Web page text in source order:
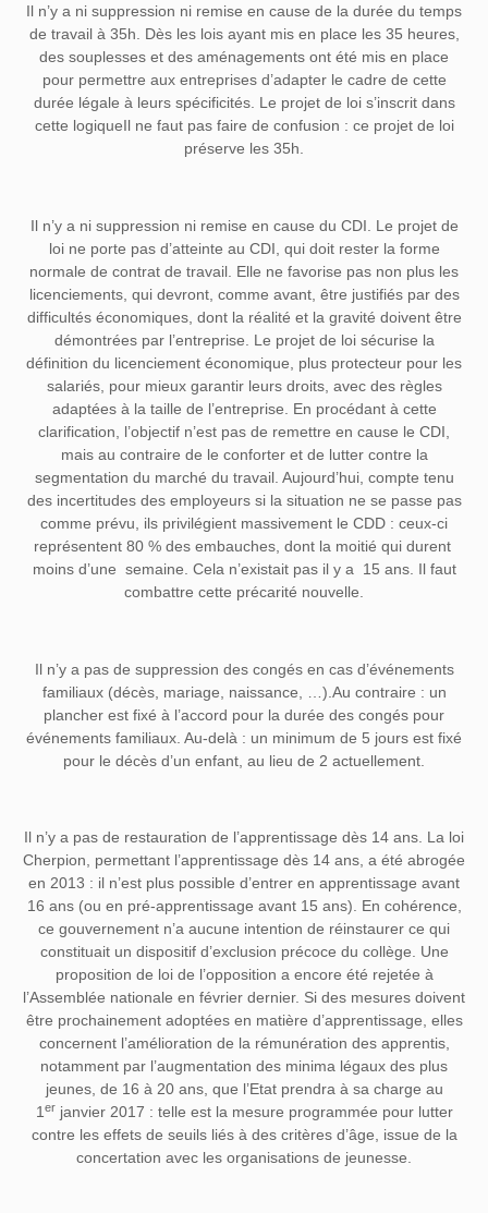
Il n’y a ni suppression ni remise en cause de la durée du temps
de travail à 35h . Dès les lois ayant mis en place les 35 heures,
des souplesses et des aménagements ont été mis en place
pour permettre aux entreprises d’adapter le cadre de cette
durée légale à leurs spécificités. Le projet de loi s’inscrit dans
cette logiqueIl ne faut pas faire de confusion : ce projet de loi
préserve les 35h.
Il n’y a ni suppression ni remise en cause du CDI . Le projet de
loi ne porte pas d’atteinte au CDI, qui doit rester la forme
normale de contrat de travail. Elle ne favorise pas non plus les
licenciements, qui devront, comme avant, être justifiés par des
difficultés économiques, dont la réalité et la gravité doivent être
démontrées par l’entreprise. Le projet de loi sécurise la
définition du licenciement économique, plus protecteur pour les
salariés, pour mieux garantir leurs droits, avec des règles
adaptées à la taille de l’entreprise. En procédant à cette
clarification, l’objectif n’est pas de remettre en cause le CDI,
mais au contraire de le conforter et de lutter contre la
segmentation du marché du travail. Aujourd’hui, compte tenu
des incertitudes des employeurs si la situation ne se passe pas
comme prévu, ils privilégient massivement le CDD : ceux-ci
représentent 80 % des embauches, dont la moitié qui durent
moins d’une semaine. Cela n’existait pas il y a 15 ans. Il faut
combattre cette précarité nouvelle.
Il n’y a pas de suppression des congés en cas d’événements
familiaux (décès, mariage, naissance, …). Au contraire : un
plancher est fixé à l’accord pour la durée des congés pour
événements familiaux. Au-delà : un minimum de 5 jours est fixé
pour le décès d’un enfant, au lieu de 2 actuellement.
Il n’y a pas de restauration de l’apprentissage dès 14 ans. La loi
Cherpion, permettant l’apprentissage dès 14 ans, a été abrogée
en 2013 : il n’est plus possible d’entrer en apprentissage avant
16 ans (ou en pré-apprentissage avant 15 ans). En cohérence,
ce gouvernement n’a aucune intention de réinstaurer ce qui
constituait un dispositif d’exclusion précoce du collège. Une
proposition de loi de l’opposition a encore été rejetée à
l’Assemblée nationale en février dernier. Si des mesures doivent
être prochainement adoptées en matière d’apprentissage, elles
concernent l’amélioration de la rémunération des apprentis,
notamment par l’augmentation des minima légaux des plus
jeunes, de 16 à 20 ans, que l’Etat prendra à sa charge au
1erjanvier 2017 : telle est la mesure programmée pour lutter
contre les effets de seuils liés à des critères d’âge, issue de la
concertation avec les organisations de jeunesse.